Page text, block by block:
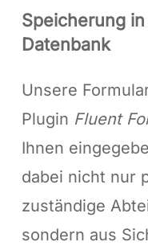
Speicherung
Datenbank
Unsere
Plugin Fluent
Ihnen
dabei nicht nur
zuständige
sondern aus